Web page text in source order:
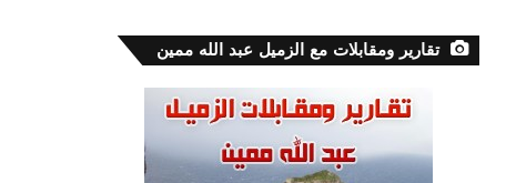
تقارير ومقابلات مع الزميل عبد الله ممين